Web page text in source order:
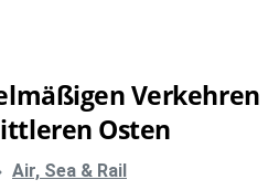
Verkehren
Osten
Air, Sea & Rail